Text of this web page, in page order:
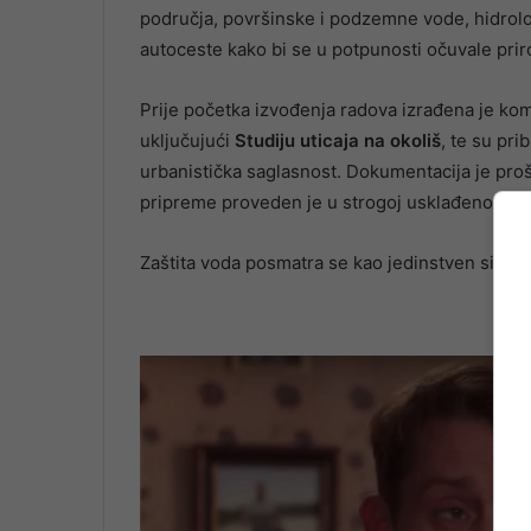
područja, površinske i podzemne vode,
autoceste kako bi se u potpunosti očuvale
Prije početka izvođenja radova izrađena je
uključujući Studiju uticaja na okoliš, te su
urbanistička saglasnost. Dokumentacija je
pripreme proveden je u strogoj usklađenosti
Zaštita voda posmatra se kao jedinstven